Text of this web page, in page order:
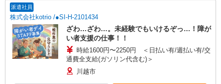
派遣社員
株式会社kotrio /●SI-H-2101434
ざわ…ざわ…。未経験でもいけるぞっ…！障が
い者支援の仕事！！
時給1600円〜2250円 ＜日払い有/週払い有/交
通費全支給(ガソリン代含む)＞
川越市